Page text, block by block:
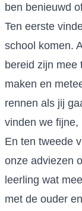
ben benieuwd
Ten eerste
school komen.
bereid zijn mee
maken en
rennen als jij
vinden we fijne,
En ten tweede
onze adviezen
leerling wat
met de ouder